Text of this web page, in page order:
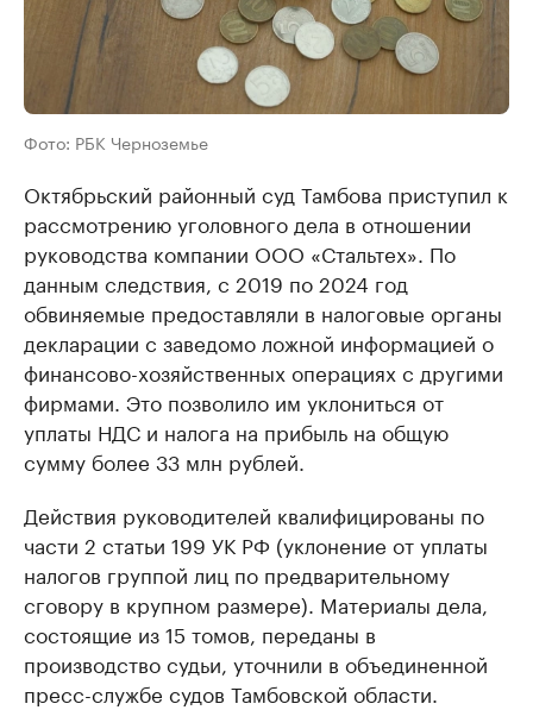
Фото: РБК Черноземье
Октябрьский районный суд Тамбова приступил к
рассмотрению уголовного дела в отношении
руководства компании ООО «Стальтех». По
данным следствия, с 2019 по 2024 год
обвиняемые предоставляли в налоговые органы
декларации с заведомо ложной информацией о
финансово-хозяйственных операциях с другими
фирмами. Это позволило им уклониться от
уплаты НДС и налога на прибыль на общую
сумму более 33 млн рублей.
Действия руководителей квалифицированы по
части 2 статьи 199 УК РФ (уклонение от уплаты
налогов группой лиц по предварительному
сговору в крупном размере). Материалы дела,
состоящие из 15 томов, переданы в
производство судьи, уточнили в объединенной
пресс-службе судов Тамбовской области.